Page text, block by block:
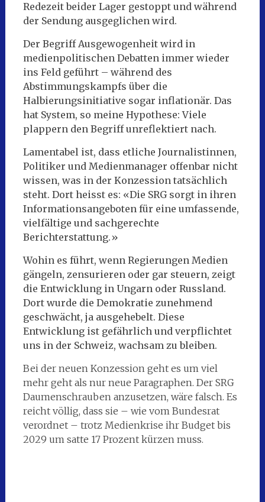
Redezeit beider Lager gestoppt und während
der Sendung ausgeglichen wird.
Der Begriff Ausgewogenheit wird in
medienpolitischen Debatten immer wieder
ins Feld geführt – während des
Abstimmungskampfs über die
Halbierungsinitiative sogar inflationär. Das
hat System, so meine Hypothese: Viele
plappern den Begriff unreflektiert nach.
Lamentabel ist, dass etliche Journalistinnen,
Politiker und Medienmanager offenbar nicht
wissen, was in der Konzession tatsächlich
steht. Dort heisst es: «Die SRG sorgt in ihren
Informationsangeboten für eine umfassende,
vielfältige und sachgerechte
Berichterstattung.»
Wohin es führt, wenn Regierungen Medien
gängeln, zensurieren oder gar steuern, zeigt
die Entwicklung in Ungarn oder Russland.
Dort wurde die Demokratie zunehmend
geschwächt, ja ausgehebelt. Diese
Entwicklung ist gefährlich und verpflichtet
uns in der Schweiz, wachsam zu bleiben.
Bei der neuen Konzession geht es um viel
mehr geht als nur neue Paragraphen. Der SRG
Daumenschrauben anzusetzen, wäre falsch. Es
reicht völlig, dass sie – wie vom Bundesrat
verordnet – trotz Medienkrise ihr Budget bis
2029 um satte 17 Prozent kürzen muss.